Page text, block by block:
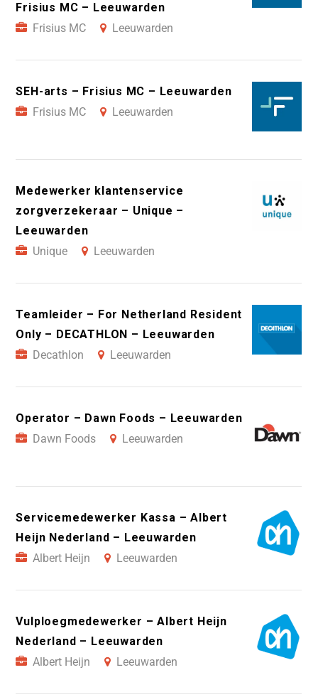
Frisius MC – Leeuwarden
Frisius MC
Leeuwarden
SEH-arts – Frisius MC – Leeuwarden
Frisius MC
Leeuwarden
Medewerker klantenservice
zorgverzekeraar – Unique –
Leeuwarden
Unique
Leeuwarden
Teamleider – For Netherland Resident
Only – DECATHLON – Leeuwarden
Decathlon
Leeuwarden
Operator – Dawn Foods – Leeuwarden
Dawn Foods
Leeuwarden
Servicemedewerker Kassa – Albert
Heijn Nederland – Leeuwarden
Albert Heijn
Leeuwarden
Vulploegmedewerker – Albert Heijn
Nederland – Leeuwarden
Albert Heijn
Leeuwarden